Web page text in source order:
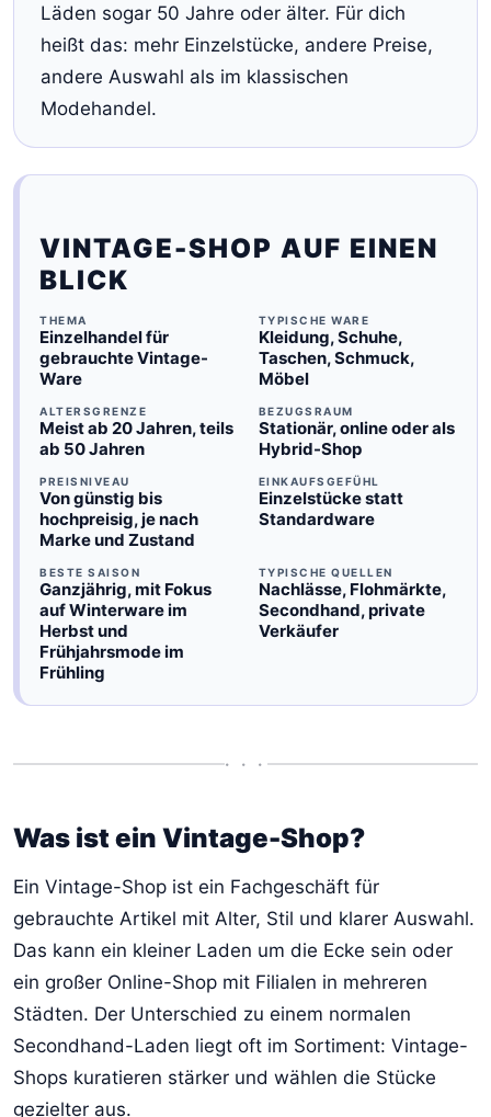
Läden sogar 50 Jahre oder älter. Für dich
heißt das: mehr Einzelstücke, andere Preise,
andere Auswahl als im klassischen
Modehandel.
VINTAGE-SHOP AUF EINEN
BLICK
THEMA
Einzelhandel für
gebrauchte Vintage-
Ware
TYPISCHE WARE
Kleidung, Schuhe,
Taschen, Schmuck,
Möbel
ALTERSGRENZE
Meist ab 20 Jahren, teils
ab 50 Jahren
BEZUGSRAUM
Stationär, online oder als
Hybrid-Shop
PREISNIVEAU
Von günstig bis
hochpreisig, je nach
Marke und Zustand
EINKAUFSGEFÜHL
Einzelstücke statt
Standardware
BESTE SAISON
Ganzjährig, mit Fokus
auf Winterware im
Herbst und
Frühjahrsmode im
Frühling
TYPISCHE QUELLEN
Nachlässe, Flohmärkte,
Secondhand, private
Verkäufer
• • •
Was ist ein Vintage-Shop?
Ein Vintage-Shop ist ein Fachgeschäft für
gebrauchte Artikel mit Alter, Stil und klarer Auswahl.
Das kann ein kleiner Laden um die Ecke sein oder
ein großer Online-Shop mit Filialen in mehreren
Städten. Der Unterschied zu einem normalen
Secondhand-Laden liegt oft im Sortiment: Vintage-
Shops kuratieren stärker und wählen die Stücke
gezielter aus.